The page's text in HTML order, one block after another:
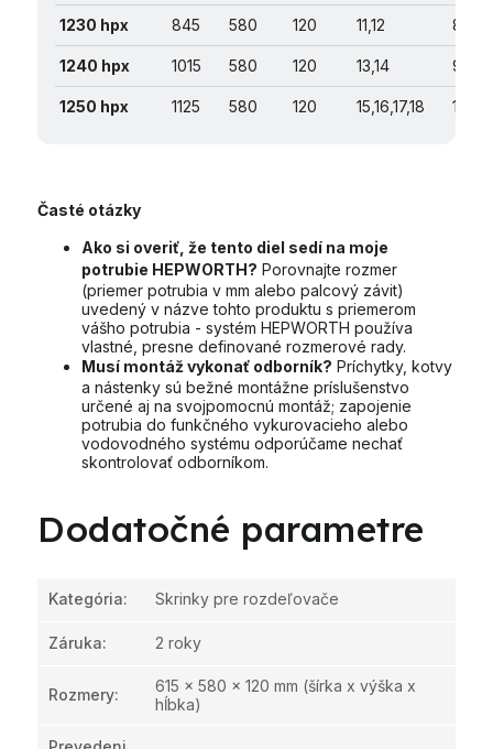
1230 hpx 845 580 120 11,12 8
1240 hpx 1015 580 120 13,14
1250 hpx 1125 580 120 15,16,17,18 12
Časté otázky
Ako si overiť, že tento diel sedí na moje
potrubie HEPWORTH? Porovnajte rozmer
(priemer potrubia v mm alebo palcový závit)
uvedený v názve tohto produktu s priemerom
vášho potrubia - systém HEPWORTH používa
vlastné, presne definované rozmerové rady.
Musí montáž vykonať odborník? Príchytky, kotvy
a nástenky sú bežné montážne príslušenstvo
určené aj na svojpomocnú montáž; zapojenie
potrubia do funkčného vykurovacieho alebo
vodovodného systému odporúčame nechať
skontrolovať odborníkom.
Dodatočné parametre
Kategória: Skrinky pre rozdeľovače
Záruka: 2 roky
Rozmery:
615 x 580 x 120 mm (šírka x výška x
hĺbka)